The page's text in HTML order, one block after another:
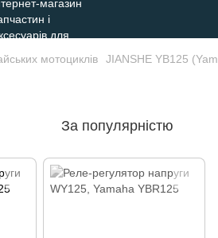
мотоциклів JIANSHE YB125
За популярністю